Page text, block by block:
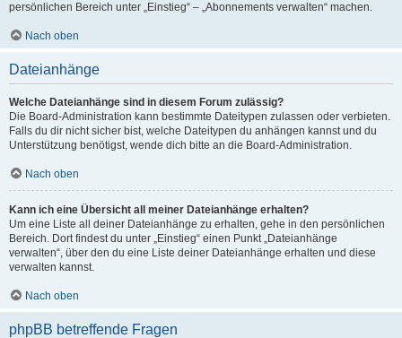
persönlichen Bereich unter „Einstieg“ – „Abonnements verwalten“ machen.
Nach oben
Dateianhänge
Welche Dateianhänge sind in diesem Forum zulässig?
Die Board-Administration kann bestimmte Dateitypen zulassen oder verbieten.
Falls du dir nicht sicher bist, welche Dateitypen du anhängen kannst und du
Unterstützung benötigst, wende dich bitte an die Board-Administration.
Nach oben
Kann ich eine Übersicht all meiner Dateianhänge erhalten?
Um eine Liste all deiner Dateianhänge zu erhalten, gehe in den persönlichen
Bereich. Dort findest du unter „Einstieg“ einen Punkt „Dateianhänge
verwalten“, über den du eine Liste deiner Dateianhänge erhalten und diese
verwalten kannst.
Nach oben
phpBB betreffende Fragen